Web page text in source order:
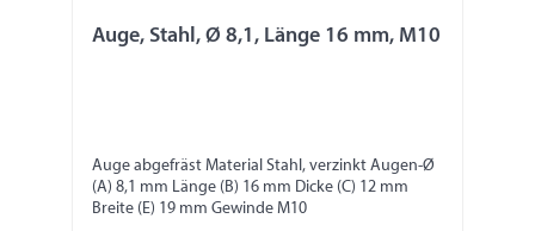
Auge, Stahl, Ø 8,1, Länge 16 mm, M10
Auge abgefräst Material Stahl, verzinkt Augen-Ø
(A) 8,1 mm Länge (B) 16 mm Dicke (C) 12 mm
Breite (E) 19 mm Gewinde M10